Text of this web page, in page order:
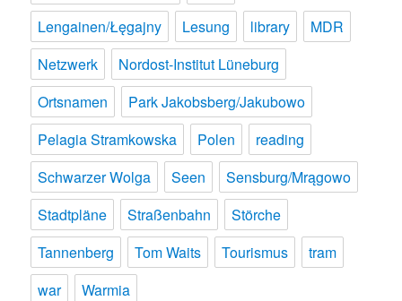
Lengainen/Łęgajny
Lesung library
MDR
Netzwerk
Nordost-Institut Lüneburg
Ortsnamen
Park Jakobsberg/Jakubowo
Pelagia Stramkowska
Polen
reading
Schwarzer Wolga
Seen
Sensburg/Mrągowo
Stadtpläne
Straßenbahn
Störche
Tannenberg
Tom Waits Tourismus
tram
war
Warmia